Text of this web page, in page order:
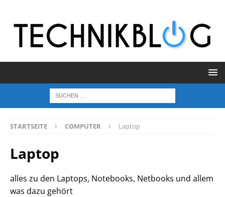
STARTSEITE COMPUTER Laptop
Laptop
alles zu den Laptops, Notebooks, Netbooks und allem
was dazu gehört